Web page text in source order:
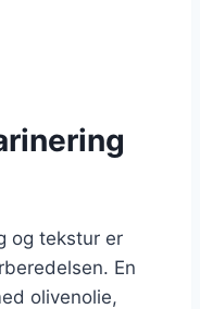
og tekstur er
En
olivenolie,